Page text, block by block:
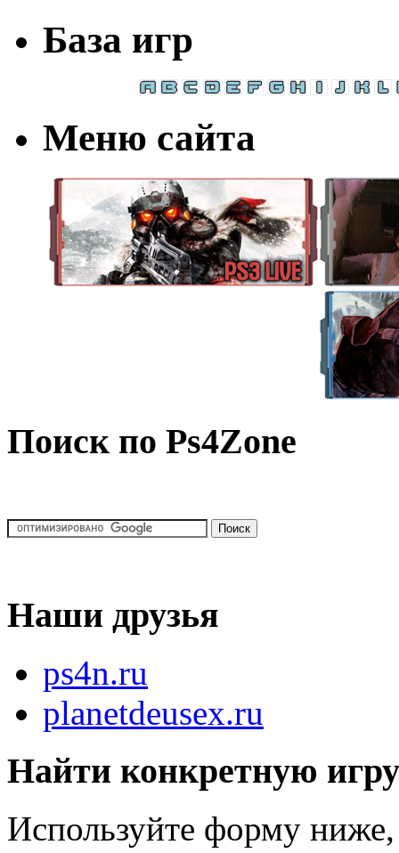
База игр
Меню сайта
Поиск по Ps4Zone
Наши друзья
ps4n.ru
planetdeusex.ru
Найти конкретную
Используйте форму